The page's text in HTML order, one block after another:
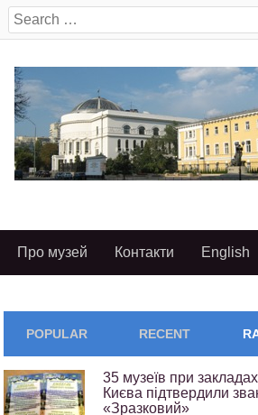
Search
for:
Про музей Контакти English
POPULAR RECENT
35 музеїв при закладах
Києва підтвердили
«Зразковий»